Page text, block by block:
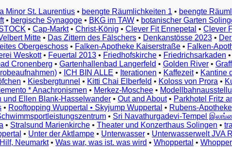
Vorbeelden
Przykłady
Ejemplos
Örnekler
Παραδείγματα
Примеры
示
例
例
예
Minor St. Laurentius • beengte Räumlichkeiten 1 • beengte
• bergische Synagoge • BKG im TAW • botanischer Garten
• Cap-Markt• Christ-König • Clever Fit Ennepetal • Clever
Mitte • Das Zittern des Fälschers • Denkanstösse 2023 •
Obergeschoss • Falken-Apotheke Kaiserstraße • Falken-
Weskott• Feuertal 2013 • Friedhofskirche • Friedrichsarkaden •
Cronenberg • Gartenhallenbad Langerfeld • Golden River •
• ICH BIN ALLE • Iterationen • Kaffezeit• Kantine
• Kiesbergtunnel • Kitti Chai Elberfeld • Koloss von Prora •
* Anachronismen • Merkez-Moschee •
und Ellen Blank-Hasselwander • Out and About• Parkhotel Fritz
• Rooftopping Wuppertal • Skyjump Wuppertal • Rubens-Apotheke
• Sri Navathurgadevi-Tempel
• Stralsund Marienkirche • Theater und Konzerthaus Solingen •
• Unter der Aktlampe • Unterwasser • Unterwasserwelt JVA
Neumarkt• Was war, was ist. was wird • Whoppertal •